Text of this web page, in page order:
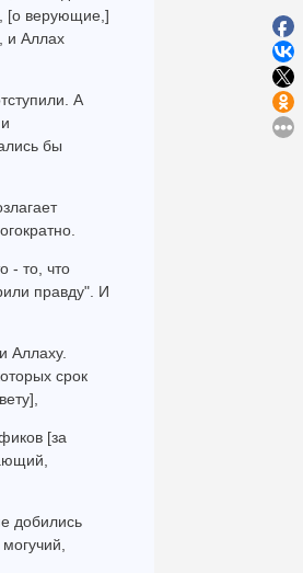
[о верующие,]
и Аллах
А
бы
- то, что
правду". И
Аллаху.
срок
[за
добились